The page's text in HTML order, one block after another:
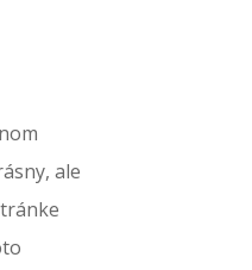
ale